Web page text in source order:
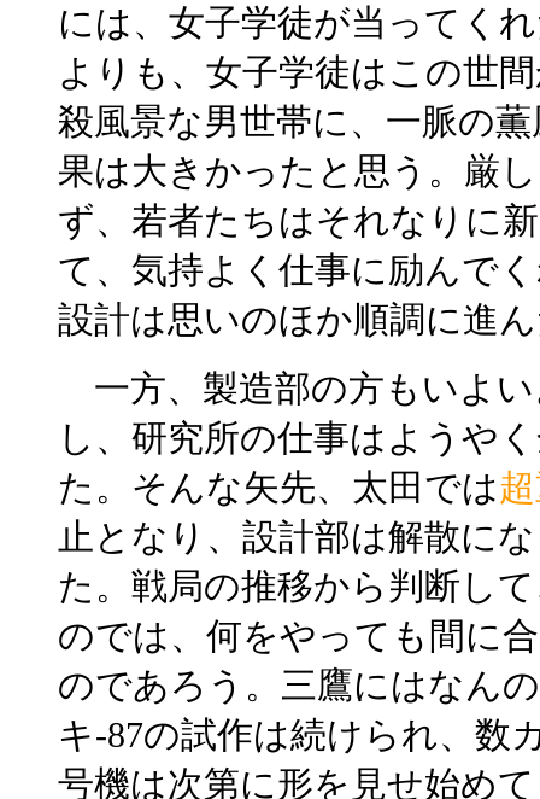
には、女子学徒が当ってく
よりも、女子学徒はこの世
殺風景な男世帯に、一脈の
果は大きかったと思う。厳
ず、若者たちはそれなりに
て、気持よく仕事に励んで
設計は思いのほか順調に進
一方、製造部の方もいよ
し、研究所の仕事はようや
た。そんな矢先、太田では
止となり、設計部は解散に
た。戦局の推移から判断し
のでは、何をやっても間に
のであろう。三鷹にはなん
キ-87の試作は続けられ、数
号機は次第に形を見せ始め